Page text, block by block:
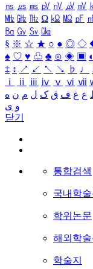
㎱ ㎲ ㎳ ㎴ ㎵ ㎶ ㎷
㎒ ㎓ ㎔ Ω ㏀ ㏁ ㎊
㏃ ㏉ ㏜ ㏆
§ ※ ☆ ★ ○ ● ◎ ◇
♠ ♡ ♥ ♧ ♣ ⊙ ◈ ▣ ◐
‡ ↕ ↗ ↙ ↖ ↘ ♭ ♩
ⅰ
ⅱ ⅲ ⅳ ⅴ ⅵ ⅶ
ع غ ف ق ک ل م ن ه
و ی
닫기
통합검색
국내학
학위논문
해외학
학술지